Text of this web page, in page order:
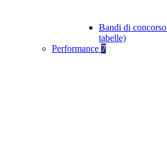
Bandi di
tabelle)
Performance 7